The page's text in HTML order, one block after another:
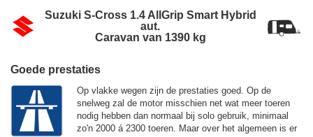
Suzuki S-Cross 1.4 AllGrip Smart Hybrid
aut.
Caravan van 1390 kg
Goede prestaties
Op vlakke wegen zijn de prestaties goed. Op de
snelweg zal de motor misschien net wat meer toeren
nodig hebben dan normaal bij solo gebruik, minimaal
zo'n 2000 á 2300 toeren. Maar over het algemeen is er